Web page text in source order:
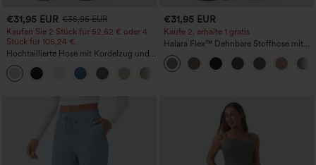
€31,95 EUR €35,95 EUR
Kaufen Sie 2 Stück für 52,62 € oder 4
Stück für 105,24 €.
Hochtaillierte Hose mit Kordelzug und
Taschen, weitem Bein, lässig und locker
in Leinenoptik
+15
€31,95 EUR
Kaufe 2, erhalte 1 gratis
Halara Flex™ Dehnbare Stoffhose mit
hohem Bund und Seitentasche hinten